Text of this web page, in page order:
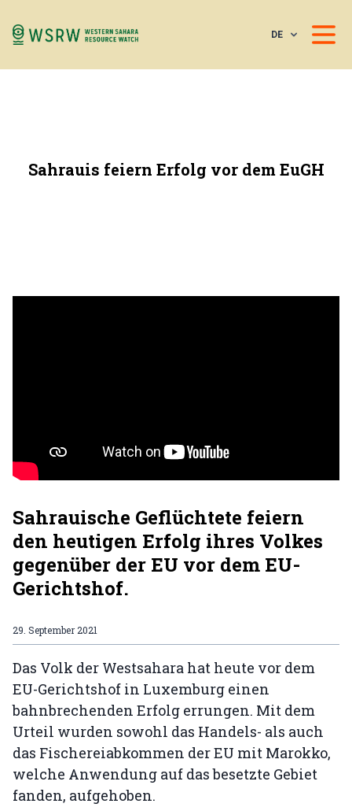
DE
Sahrauis feiern Erfolg vor dem EuGH
Sahrauische Geflüchtete feiern
den heutigen Erfolg ihres Volkes
gegenüber der EU vor dem EU-
Gerichtshof.
29. September 2021
Das Volk der Westsahara hat heute vor dem
EU-Gerichtshof in Luxemburg einen
bahnbrechenden Erfolg errungen. Mit dem
Urteil wurden sowohl das Handels- als auch
das Fischereiabkommen der EU mit Marokko,
welche Anwendung auf das besetzte Gebiet
fanden, aufgehoben.